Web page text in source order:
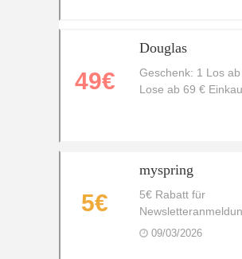
49€
Douglas
Geschenk: 1 Los
Lose ab 69 €
5€
myspring
5€ Rabatt für
MySpring
09/03/2026